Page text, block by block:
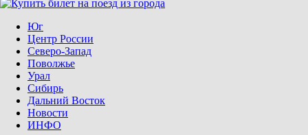
Юг
Центр России
Северо-Запад
Поволжье
Урал
Сибирь
Дальний Восток
Новости
ИНФО